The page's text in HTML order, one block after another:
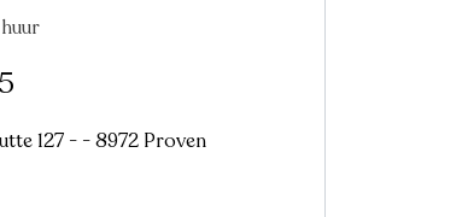
127 - - 8972 Proven